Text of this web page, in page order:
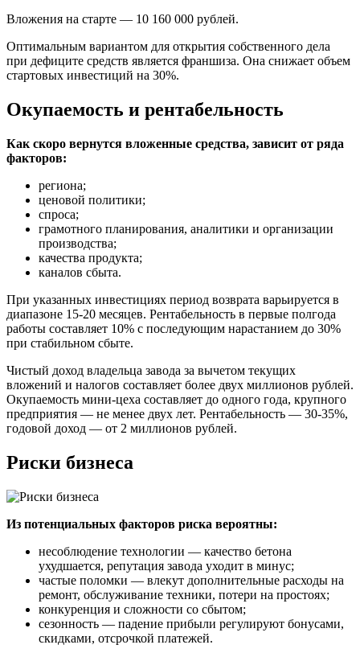
Вложения на старте — 10 160 000 рублей.
Оптимальным вариантом для открытия собственного дела
при дефиците средств является франшиза. Она снижает объем
стартовых инвестиций на 30%.
Окупаемость и рентабельность
Как скоро вернутся вложенные средства, зависит от ряда
факторов:
региона;
ценовой политики;
спроса;
грамотного планирования, аналитики и организации
производства;
качества продукта;
каналов сбыта.
При указанных инвестициях период возврата варьируется в
диапазоне 15-20 месяцев. Рентабельность в первые полгода
работы составляет 10% с последующим нарастанием до 30%
при стабильном сбыте.
Чистый доход владельца завода за вычетом текущих
вложений и налогов составляет более двух миллионов рублей.
Окупаемость мини-цеха составляет до одного года, крупного
предприятия — не менее двух лет. Рентабельность — 30-35%,
годовой доход — от 2 миллионов рублей.
Риски бизнеса
Из потенциальных факторов риска вероятны:
несоблюдение технологии — качество бетона
ухудшается, репутация завода уходит в минус;
частые поломки — влекут дополнительные расходы на
ремонт, обслуживание техники, потери на простоях;
конкуренция и сложности со сбытом;
сезонность — падение прибыли регулируют бонусами,
скидками, отсрочкой платежей.